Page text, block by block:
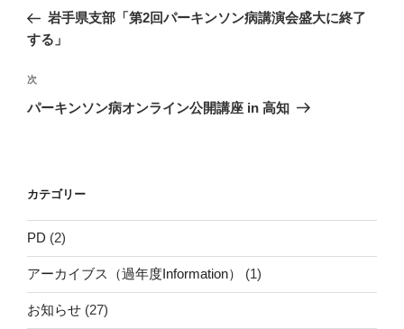
ナ
ゲ
ー
の
投
岩手県支部「第2回パーキンソン病講演会盛大に終了
する」
次
の
次
パーキンソン病オンライン公開講座 in 高知
カテゴリー
PD (2)
アーカイブス（過年度Information） (1)
お知らせ (27)